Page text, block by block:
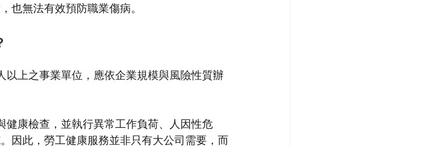
也無法有效預防職業傷病。
上之事業單位，應依企業規模與風險性質辦
健康檢查，並執行異常工作負荷、人因性危
因此，勞工健康服務並非只有大公司需要，而